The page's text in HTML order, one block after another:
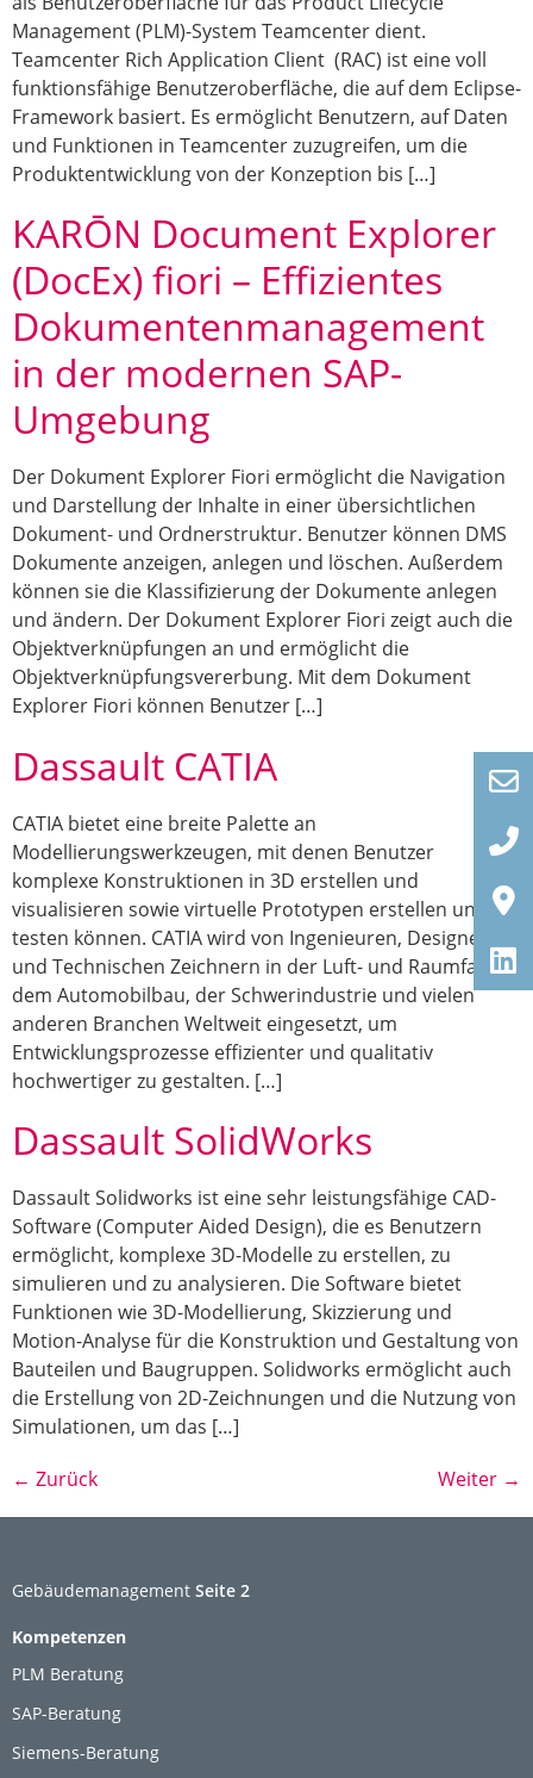
Management (PLM)-System Teamcenter dient.
Teamcenter Rich Application Client (RAC) ist eine voll
funktionsfähige Benutzeroberfläche, die auf dem Eclipse-
Framework basiert. Es ermöglicht Benutzern, auf Daten
und Funktionen in Teamcenter zuzugreifen, um die
Produktentwicklung von der Konzeption bis […]
KARŌN Document Explorer
(DocEx) fiori – Effizientes
Dokumentenmanagement
in der modernen SAP-
Umgebung
Der Dokument Explorer Fiori ermöglicht die Navigation
und Darstellung der Inhalte in einer übersichtlichen
Dokument- und Ordnerstruktur. Benutzer können DMS
Dokumente anzeigen, anlegen und löschen. Außerdem
können sie die Klassifizierung der Dokumente anlegen
und ändern. Der Dokument Explorer Fiori zeigt auch die
Objektverknüpfungen an und ermöglicht die
Objektverknüpfungsvererbung. Mit dem Dokument
Explorer Fiori können Benutzer […]
Dassault CATIA
CATIA bietet eine breite Palette an
Modellierungswerkzeugen, mit denen Benutzer
komplexe Konstruktionen in 3D erstellen und
visualisieren sowie virtuelle Prototypen erstellen und
testen können. CATIA wird von Ingenieuren, Designern
und Technischen Zeichnern in der Luft- und Raumfahrt,
dem Automobilbau, der Schwerindustrie und vielen
anderen Branchen Weltweit eingesetzt, um
Entwicklungsprozesse effizienter und qualitativ
hochwertiger zu gestalten. […]
Dassault SolidWorks
Dassault Solidworks ist eine sehr leistungsfähige CAD-
Software (Computer Aided Design), die es Benutzern
ermöglicht, komplexe 3D-Modelle zu erstellen, zu
simulieren und zu analysieren. Die Software bietet
Funktionen wie 3D-Modellierung, Skizzierung und
Motion-Analyse für die Konstruktion und Gestaltung von
Bauteilen und Baugruppen. Solidworks ermöglicht auch
die Erstellung von 2D-Zeichnungen und die Nutzung von
Simulationen, um das […]
← Zurück Weiter →
Gebäudemanagement Seite 2
Kompetenzen
PLM Beratung
SAP-Beratung
Siemens-Beratung